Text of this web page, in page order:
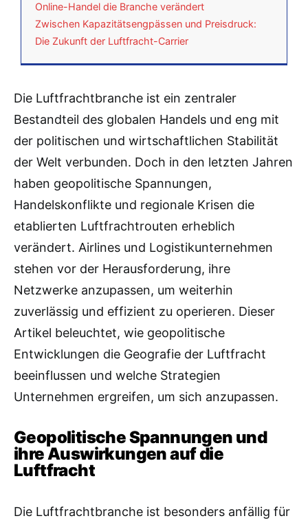
Online-Handel die Branche verändert
Zwischen Kapazitätsengpässen und Preisdruck:
Die Zukunft der Luftfracht-Carrier
Die Luftfrachtbranche ist ein zentraler
Bestandteil des globalen Handels und eng mit
der politischen und wirtschaftlichen Stabilität
der Welt verbunden. Doch in den letzten Jahren
haben geopolitische Spannungen,
Handelskonflikte und regionale Krisen die
etablierten Luftfrachtrouten erheblich
verändert. Airlines und Logistikunternehmen
stehen vor der Herausforderung, ihre
Netzwerke anzupassen, um weiterhin
zuverlässig und effizient zu operieren. Dieser
Artikel beleuchtet, wie geopolitische
Entwicklungen die Geografie der Luftfracht
beeinflussen und welche Strategien
Unternehmen ergreifen, um sich anzupassen.
Geopolitische Spannungen und
ihre Auswirkungen auf die
Luftfracht
Die Luftfrachtbranche ist besonders anfällig für